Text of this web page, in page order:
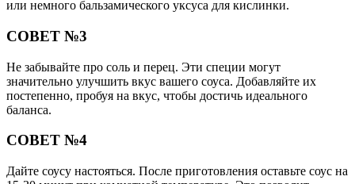
или немного бальзамического уксуса для кислинки.
СОВЕТ №3
Не забывайте про соль и перец. Эти специи могут
значительно улучшить вкус вашего соуса. Добавляйте их
постепенно, пробуя на вкус, чтобы достичь идеального
баланса.
СОВЕТ №4
Дайте соусу настояться. После приготовления оставьте соус на